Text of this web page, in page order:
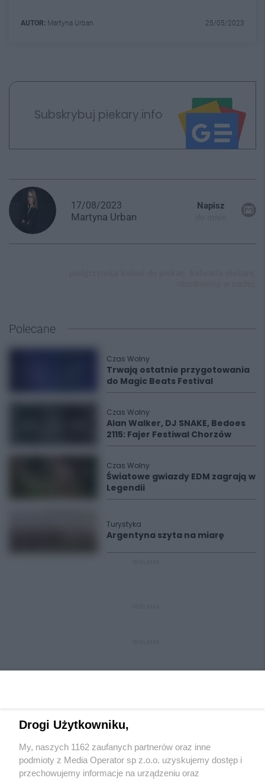
AUTOR: Martyna Urban 25/05/2023
Subskrybuj piekary.info
17/08/2023
Martyna Urban
Napisz
Polecane
Czas Wolny
Trwają ostatnie przygotowania
do Magic Beats Festival
Czas Wolny
Alan Walker, DJ SNAKE, Bedoes
2115: Fajer Festiwal Chorzów
Czas Wolny
Światowe gwiazdy EDM zagrają w
Legendii
Turystyka
Argentyna szyta na miarę
Wydawca mediówlokalnych
Drogi Użytkowniku,
My, naszych 1162 zaufanych partnerów oraz inne
podmioty z Media Operator sp z.o.o. uzyskujemy dostęp i
przechowujemy informacje na urządzeniu oraz